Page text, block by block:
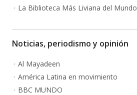
La Biblioteca Más Liviana del Mundo
Noticias, periodismo y opinión
Al Mayadeen
América Latina en movimiento
BBC MUNDO